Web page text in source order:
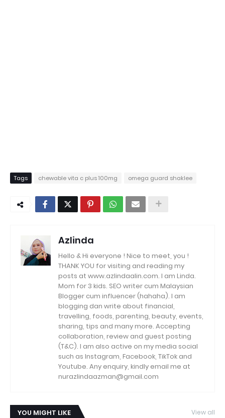
Tags chewable vita c plus 100mg omega guard shaklee
Azlinda
Hello & Hi everyone ! Nice to meet, you !
THANK YOU for visiting and reading my
posts at www.azlindaalin.com. I am Linda.
Mom for 3 kids. SEO writer cum Malaysian
Blogger cum influencer (hahaha). I am
blogging dan write about financial,
travelling, foods, parenting, beauty, events,
sharing, tips and many more. Accepting
collaboration, review and guest posting
(T&C). I am also active on my media social
such as Instagram, Facebook, TikTok and
Youtube. Any enquiry, kindly email me at
nurazlindaazman@gmail.com
YOU MIGHT LIKE View all